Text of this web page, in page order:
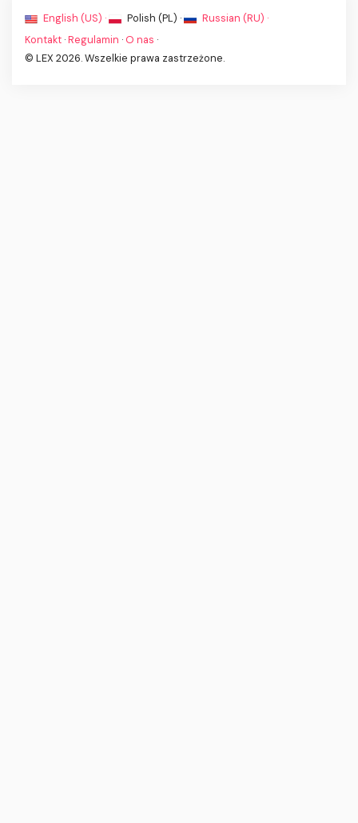
English (US) · Polish (PL) ·
Russian (RU) ·
Kontakt ·Regulamin · O nas ·
© LEX 2026. Wszelkie prawa zastrzeżone.